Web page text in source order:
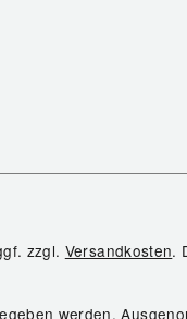
zzgl. Versandkosten.
werden.